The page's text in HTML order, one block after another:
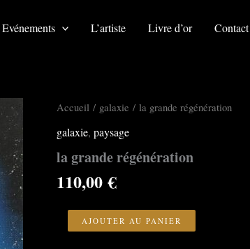
Evénements L’artiste Livre d’or Contact
Accueil / galaxie / la grande régénération
galaxie, paysage
la grande régénération
110,00€
AJOUTER AU PANIER